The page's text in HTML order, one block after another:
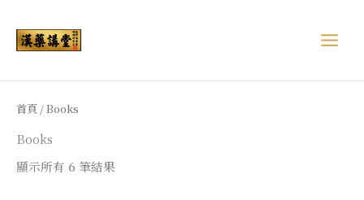
內
首頁 / Books
Books
顯示所有 6 筆結果